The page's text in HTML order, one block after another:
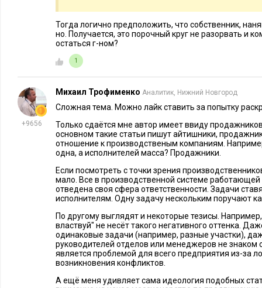
Тогда логично предположить, что собственник,
но. Получается, это порочный круг не разорвать и
остаться г-ном?
1
+9656
Михаил Трофименко Аналитик, Нижний Новгород
Сложная тема. Можно лайк ставить за попытку
Только сдаётся мне автор имеет ввиду
основном такие статьи пишут айтишники,
отношение к производственым компаниям.
одна, а исполнителей масса? Продажники.
Если посмотреть с точки зрения
мало. Все в производственной системе
отведена своя сфера ответственности. Задачи
исполнителям. Одну задачу нескольким поручают
По другому выглядят и некоторые тезисы.
властвуй" не несёт такого негативного оттенка.
одинаковые задачи (например, разные участки),
руководителей отделов или менеджеров не знаком
является проблемой для всего предприятия из-за
возникновения конфликтов.
А ещё меня удивляет сама идеология подобных